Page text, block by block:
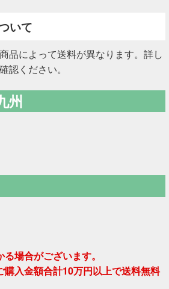
いて
品によって送料が異なります。詳し
認ください。
州
場合がございます。
購入金額合計10万円以上で送料無料